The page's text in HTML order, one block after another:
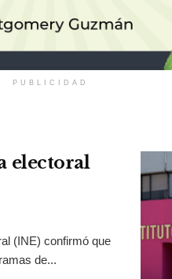
PUBLICIDAD
electoral
(INE) confirmó que
de...